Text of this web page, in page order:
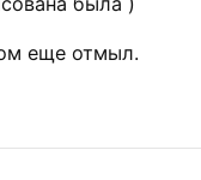
еще отмыл.